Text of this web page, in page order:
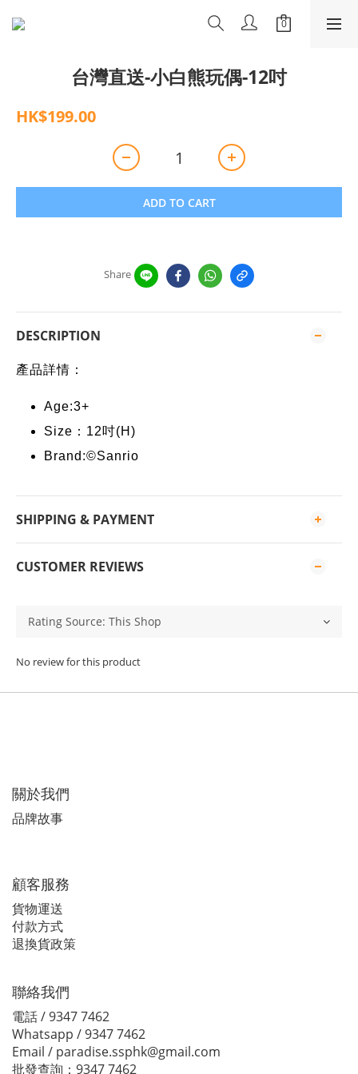
台灣直送-小白熊玩偶-12吋
HK$199.00
ADD TO CART
Share
DESCRIPTION
產品詳情：
Age:3+
Size：12吋(H)
Brand:©Sanrio
SHIPPING & PAYMENT
CUSTOMER REVIEWS
No review for this product
關於我們
品牌故事
顧客服務
貨物運送
付款方式
退換貨政策
聯絡我們
電話 / 9347 7462
Whatsapp / 9347 7462
Email / paradise.ssphk@gmail.com
批發查詢：9347 7462